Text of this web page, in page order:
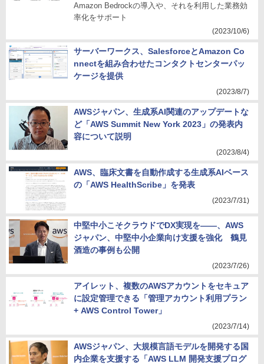
Amazon Bedrockの導入や、それを利用した業務効
率化をサポート
(2023/10/6)
サーバーワークス、SalesforceとAmazon Co
nnectを組み合わせたコンタクトセンターパッ
ケージを提供
(2023/8/7)
AWSジャパン、生成系AI関連のアップデートな
ど「AWS Summit New York 2023」の発表内
容について説明
(2023/8/4)
AWS、臨床文書を自動作成する生成系AIベース
の「AWS HealthScribe」を発表
(2023/7/31)
中堅中小こそクラウドでDX実現を――、AWS
ジャパン、中堅中小企業向け支援を強化 鶴見
酒造の事例も公開
(2023/7/26)
アイレット、複数のAWSアカウントをセキュア
に設定管理できる「管理アカウント利用プラン
+ AWS Control Tower」
(2023/7/14)
AWSジャパン、大規模言語モデルを開発する国
内企業を支援する「AWS LLM 開発支援プログ